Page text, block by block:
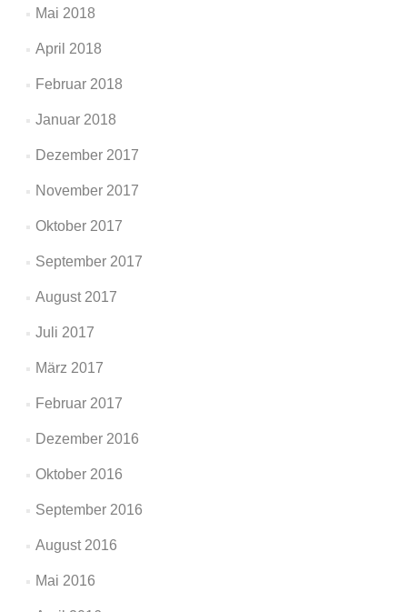
Mai 2018
April 2018
Februar 2018
Januar 2018
Dezember 2017
November 2017
Oktober 2017
September 2017
August 2017
Juli 2017
März 2017
Februar 2017
Dezember 2016
Oktober 2016
September 2016
August 2016
Mai 2016